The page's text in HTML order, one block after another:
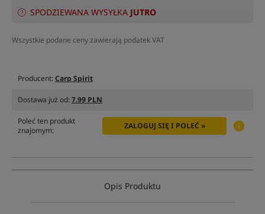
SPODZIEWANA WYSYŁKA JUTRO
Wszystkie podane ceny zawierają podatek VAT
Producent:Carp Spirit
Dostawa już od:7.99 PLN
Poleć ten produkt
znajomym:
ZALOGUJ SIĘ I POLEĆ »
Opis Produktu